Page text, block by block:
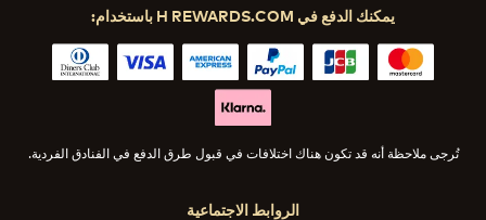
الروابط الاجتماعية
يمكنك الدفع في H REWARDS.COM باستخدام:
تُرجى ملاحظة أنه قد تكون هناك اختلافات في قبول طرق الدفع في الفنادق الفردية.